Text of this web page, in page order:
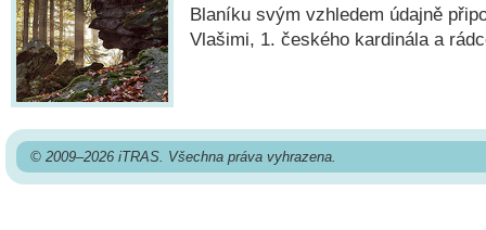
Blaníku svým vzhledem údajně
Vlašimi, 1. českého kardinála a
© 2009–2026 iTRAS. Všechna práva vyhrazena.